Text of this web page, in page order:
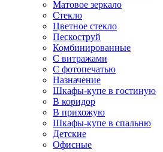
Матовое зеркало
Стекло
Цветное стекло
Пескоструй
Комбинированные
С витражами
С фотопечатью
Назначение
Шкафы-купе в гостиную
В коридор
В прихожую
Шкафы-купе в спальню
Детские
Офисные